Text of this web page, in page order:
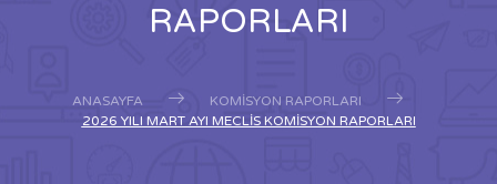
RAPORLARI
ANASAYFA
KOMISYON RAPORLARI
2026 YILI MART AYI MECLİS KOMİSYON RAPORLARI